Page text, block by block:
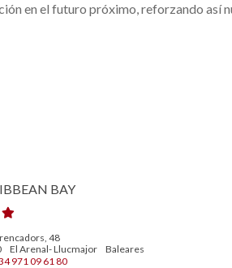
en el futuro próximo, reforzando así
BAY
48
El Arenal- Llucmajor
Baleares
971 09 61 80